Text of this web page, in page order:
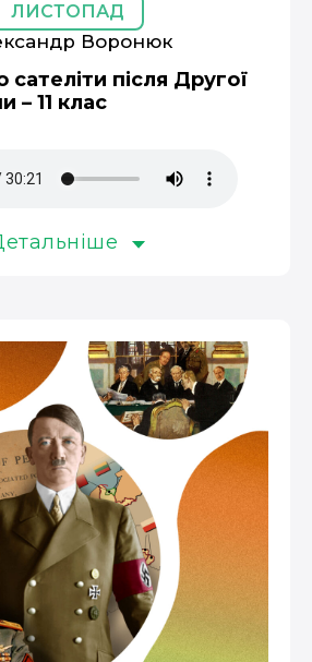
ЛИСТОПАД
Воронюк
після Другої
– 11 клас